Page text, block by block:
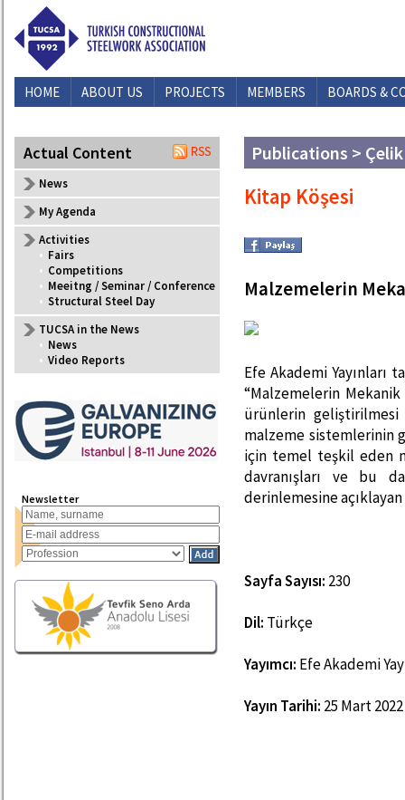
HOME ABOUT US PROJECTS MEMBERS BOARDS &
Actual Content
News
My Agenda
Activities
• Fairs
• Competitions
• Meeitng / Seminar / Conference
• Structural Steel Day
TUCSA in the News
• News
• Video Reports
Newsletter
Publications > Çelik
Kitap Köşesi
Malzemelerin
Efe Akademi Yayınları
“Malzemelerin
ürünlerin
malzeme sistemlerinin
için temel teşkil eden
davranışları ve bu
derinlemesine
Sayfa Sayısı: 230
Dil: Türkçe
Yayımcı: Efe Akademi
Yayın Tarihi: 25 Mart 2022